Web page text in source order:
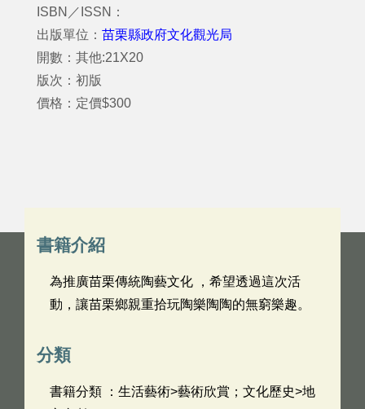
ISBN／ISSN：
出版單位： 苗栗縣政府文化觀光局
開數：其他:21X20
版次：初版
價格：定價$300
書籍介紹
為推廣苗栗傳統陶藝文化 ，希望透過這次活
動，讓苗栗鄉親重拾玩陶樂陶陶的無窮樂趣。
分類
書籍分類 ：生活藝術>藝術欣賞；文化歷史>地